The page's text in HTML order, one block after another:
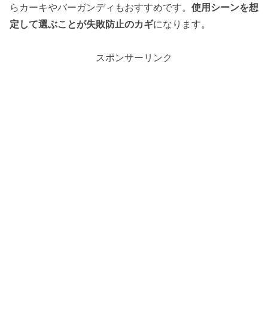
らカーキやバーガンディもおすすめです。 使用シーンを想
定して選ぶことが失敗防止のカギになります。
スポンサーリンク